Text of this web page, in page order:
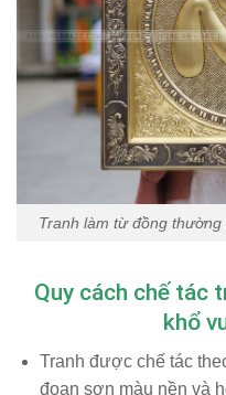
Tranh làm từ đồng
Quy cách chế tác
khổ
Tranh được chế tác
đoạn sơn màu nền và